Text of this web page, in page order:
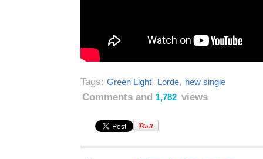
Tags: Green Light, Lorde, new single
Comments and 1,782 views